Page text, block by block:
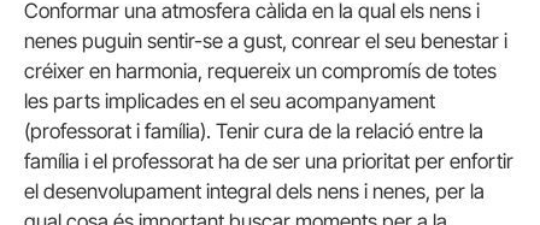
Conformar una atmosfera càlida en la qual els nens i
nenes puguin sentir-se a gust, conrear el seu benestar i
créixer en harmonia, requereix un compromís de totes
les parts implicades en el seu acompanyament
(professorat i família). Tenir cura de la relació entre la
família i el professorat ha de ser una prioritat per enfortir
el desenvolupament integral dels nens i nenes, per la